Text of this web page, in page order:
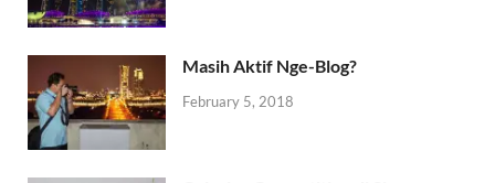
Masih Aktif Nge-Blog?
February 5, 2018